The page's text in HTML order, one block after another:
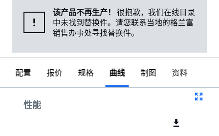
该产品不再生产！
很抱歉，我们在线目录
中未找到替换件。请您联系当地的格兰富
销售办事处寻找替换件。
配置 报价 规格 曲线 制图 资料
性能